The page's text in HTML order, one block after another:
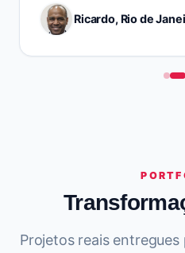
Projetos reais entregues